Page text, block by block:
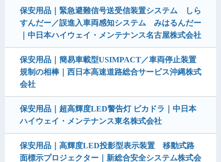
保安用品｜緊急避難信号送受信装置システム しら
すんだー／誤進入車両感知システム みはるんだー
｜中日本ハイウェイ・メンテナンス名古屋株式会社
保安用品｜簡易車載型USIMPACT／車両停止装置
規制の相棒｜西日本高速道路総合サービス沖縄株式
会社
保安用品｜超高輝度LED警告灯 ピカドラ｜中日本
ハイウェイ・メンテナンス東名株式会社
保安用品｜高輝度LED投影型表示装置 移動式路
面標示プロジェクター｜新総合安全システム株式会